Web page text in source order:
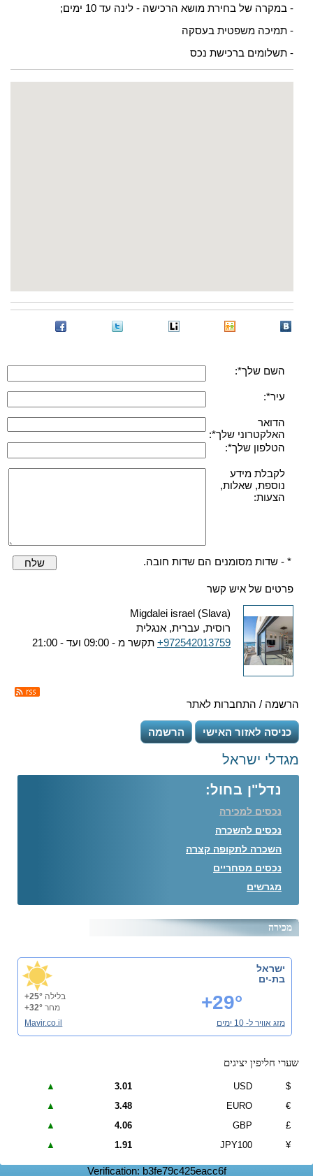
- במקרה של בחירת מושא הרכישה - לינה עד 10 ימים;
- תמיכה משפטית בעסקה
- תשלומים ברכישת נכס
השם שלך*:
עיר*:
הדואר
האלקטרוני שלך*:
הטלפון שלך*:
לקבלת מידע
נוספת, שאלות,
הצעות:
* - שדות מסומנים הם שדות חובה. שלח
פרטים של איש קשר
Migdalei israel (Slava)
רוסית, עברית, אנגלית
+972542013759 תקשר מ - 09:00 ועד - 21:00
הרשמה / התחברות לאתר
כניסה לאזור האישי הרשמה
מגדלי ישראל
נדל"ן בחול:
נכסים למכירה
נכסים להשכרה
השכרה לתקופה קצרה
נכסים מסחריים
מגרשים
מכירה
ישראל
בת-ים
+29° בלילה +25°
מחר +32°
מזג אוויר ל- 10 ימים
Mavir.co.il
שערי חליפין יציגים
$
USD
3.01
▲
€
EURO
3.48
▲
£
GBP
4.06
▲
¥
JPY100
1.91
▲
Verification: b3fe79c425eacc6f